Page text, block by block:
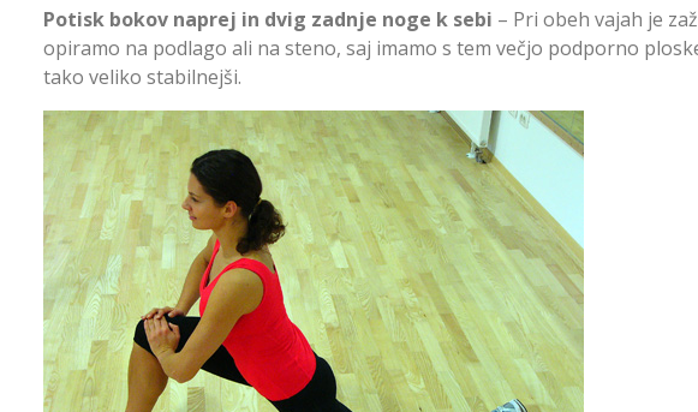
Potisk bokov naprej in dvig zadnje noge k sebi – Pri obeh vajah je
opiramo na podlago ali na steno, saj imamo s tem večjo podporno
tako veliko stabilnejši.